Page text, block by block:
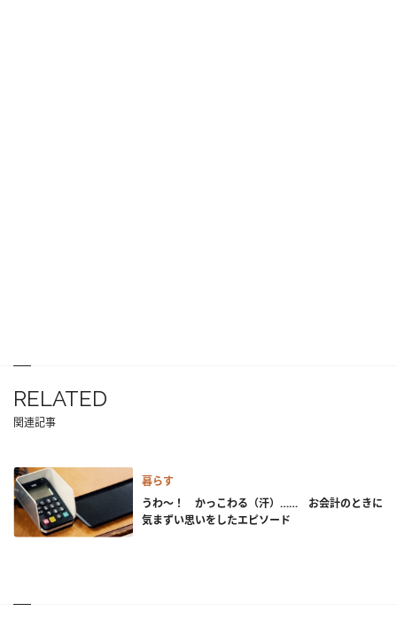
RELATED
関連記事
暮らす
うわ～！ かっこわる（汗）…… お会計のときに
気まずい思いをしたエピソード